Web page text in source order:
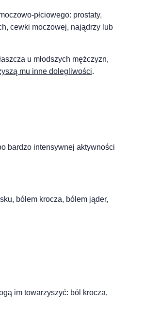
płciowego: prostaty,
cewki moczowej, najądrzy lub
u młodszych mężczyzn,
mu inne dolegliwości.
bardzo intensywnej aktywności
bólem krocza, bólem jąder,
im towarzyszyć: ból krocza,